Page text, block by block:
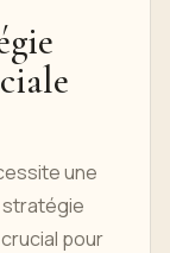
une
stratégie
pour